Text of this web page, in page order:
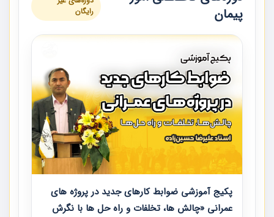
پیمان
رایگان
پکیج آموزشی ضوابط کارهای جدید در پروژه های
عمرانی «چالش ها، تخلفات و راه حل ها با نگرش